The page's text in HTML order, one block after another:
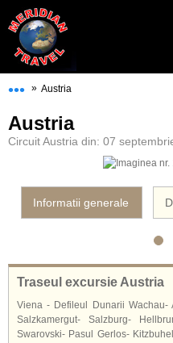
••• » Austria
Austria
Circuit Austria din: 07
Informatii generale
Traseul excursie Austria
Viena - Defileul Dunarii
Salzkamergut- Salzburg-
Swarovski- Pasul Gerlos-